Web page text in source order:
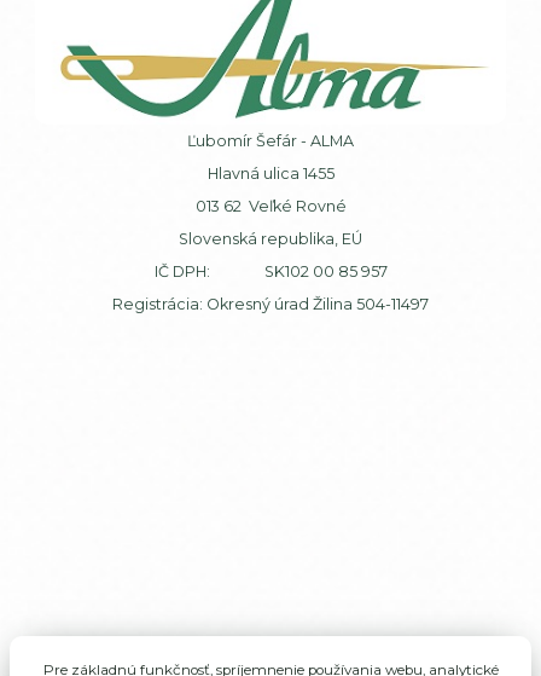
Ľubomír Šefár - ALMA
Hlavná ulica 1455
013 62 Veľké Rovné
Slovenská republika, EÚ
IČ DPH: SK102 00 85 957
Registrácia: Okresný úrad Žilina 504-11497
Pre základnú funkčnosť, spríjemnenie používania webu, analytické